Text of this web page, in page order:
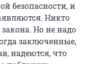
безопасности, и
Никто
Но не надо
заключенные,
надеются, что